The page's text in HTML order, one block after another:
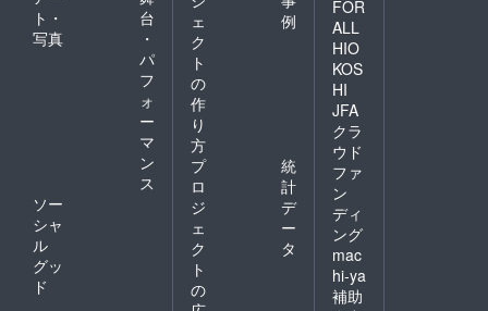
ト・
写真
台
・
パ
フ
ォ
ー
マ
ン
ス
ソー
シャ
ル
グッ
ド
ェ
ク
ト
の
作
り
方
例
プ
ロ
ジ
ェ
ク
ト
の
統
計
デ
ー
タ
FOR
ALL
HIO
KOS
HI
JFA
クラ
ウド
ファ
ン
ディ
ング
mac
hi-ya
補助